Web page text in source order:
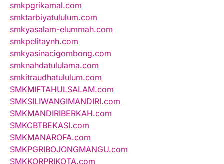
smkpgrikamal.com
smktarbiyatululum.com
smkyasalam-elummah.com
smkpelitaynh.com
smkyasinacigombong.com
smknahdatululama.com
smkitraudhatululum.com
SMKMIFTAHULSALAM.com
SMKSILIWANGIMANDIRI.com
SMKMANDIRIBERKAH.com
SMKCBTBEKASI.com
SMKMANAROFA.com
SMKPGRIBOJONGMANGU.com
SMKKORPRIKOTA.com